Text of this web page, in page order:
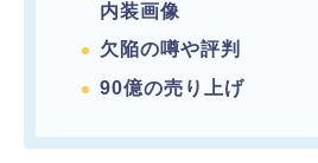
内装画像
欠陥の噂や評判
90億の売り上げ